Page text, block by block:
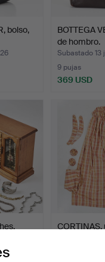
bolso,
BOTTEGA
de hombro.
Subastado 13
9 pujas
369 USD
CORTINAS,